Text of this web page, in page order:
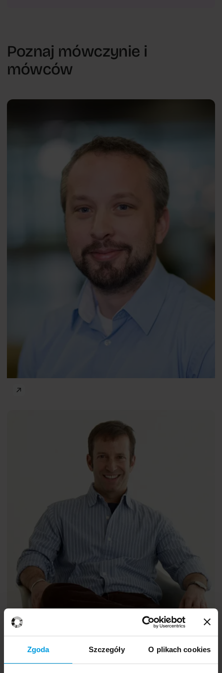
Zgoda Szczegóły O plikach cookies
Poznaj mówczynie i
mówców
Człowiek w mieście
Antal
Antal Haans